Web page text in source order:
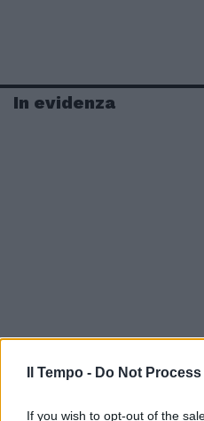
Il Tempo - Do Not
If you wish to opt-out of the
In evidenza